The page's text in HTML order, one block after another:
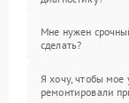
Мне нужен
сделать?
Я хочу, чтобы мое
ремонтировали